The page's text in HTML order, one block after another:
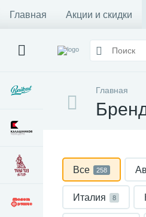
Главная Акции и скидки
Главная
Все 258
Италия 8